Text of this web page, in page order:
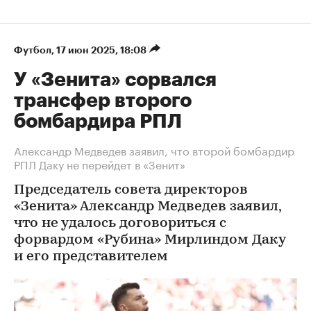
Футбол⁠, 17 июн 2025, 18:08
У «Зенита» сорвался
трансфер второго
бомбардира РПЛ
Александр Медведев заявил, что второй бомбардир
РПЛ Даку не перейдет в «Зенит»
Председатель совета директоров
«Зенита» Александр Медведев заявил,
что не удалось договориться с
форвардом «Рубина» Мирлиндом Даку
и его представителем